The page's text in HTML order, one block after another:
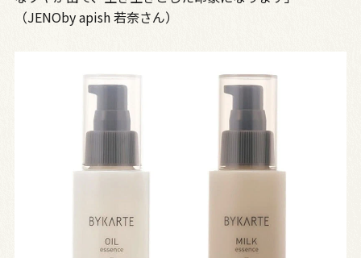
（JENOby apish 若奈さん）